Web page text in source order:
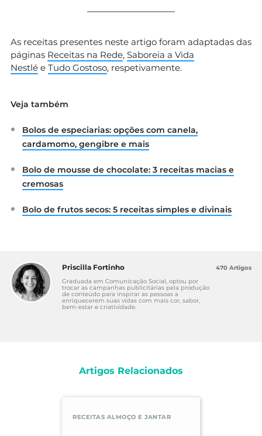
As receitas presentes neste artigo foram adaptadas das
páginas Receitas na Rede, Saboreia a Vida
Nestlé e Tudo Gostoso, respetivamente.
Veja também
Bolos de especiarias: opções com canela,
cardamomo, gengibre e mais
Bolo de mousse de chocolate: 3 receitas macias e
cremosas
Bolo de frutos secos: 5 receitas simples e divinais
Priscilla Fortinho
Graduada em Comunicação Social, optou por
trocar as campanhas publicitárias pela produção
de conteúdo para inspirar as pessoas a
enriquecerem suas vidas com mais cor, sabor,
bem-estar e criatividade.
470 Artigos
Artigos Relacionados
RECEITAS ALMOÇO E JANTAR